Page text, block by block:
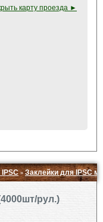
карту проезда ►
»Заклейки для IPSC
рул.)